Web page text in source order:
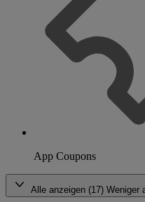
App Coupons
Alle anzeigen (17) Weniger